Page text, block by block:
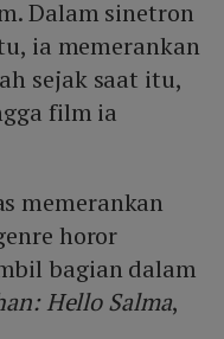
Dalam sinetron
ia memerankan
sejak saat itu,
film ia
memerankan
horor
bagian dalam
Hello Salma,